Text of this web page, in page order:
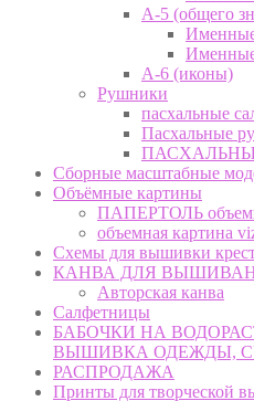
А-5 (общего
А-6 (иконы)
Рушники
пасхальные
Пасхальные
Сборные масштабные
Объёмные картины
ПАПЕРТОЛЬ
объемная картина
Схемы для вышивки
КАНВА ДЛЯ
Авторская канва
Салфетницы
БАБОЧКИ НА
ВЫШИВКА ОДЕЖДЫ,
РАСПРОДАЖА
Принты для творческой